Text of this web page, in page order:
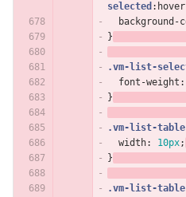
selected :hover
background-
}
.vm-list-
font-weight :
}
.vm-list-
width: 10px;
}
.vm-list-